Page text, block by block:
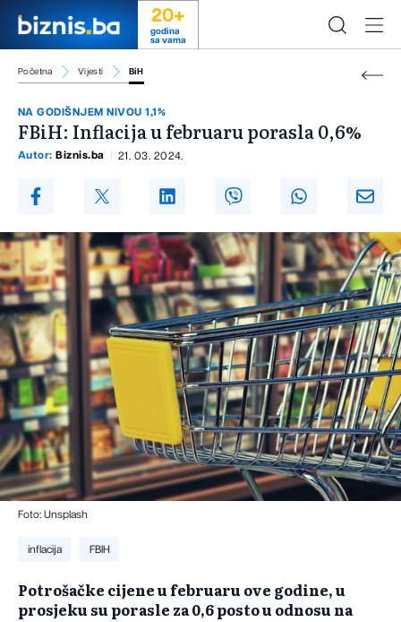
20+
godina
sa vama
Početna Vijesti BiH
NA GODIŠNJEM NIVOU 1,1%
FBiH: Inflacija u februaru porasla 0,6%
Autor: Biznis.ba 21. 03. 2024.
Foto: Unsplash
inflacija FBIH
Potrošačke cijene u februaru ove godine, u
prosjeku su porasle za 0,6 posto u odnosu na